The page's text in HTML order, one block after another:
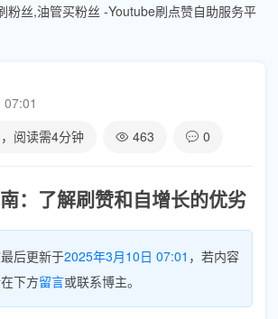
粉丝,油管买粉丝 -Youtube刷点赞自助服务平
阅读需4分钟 463 0
：了解刷赞和自增长的优劣
后更新于2025年3月10日 07:01 ，若内容
下方留言或联系博主。